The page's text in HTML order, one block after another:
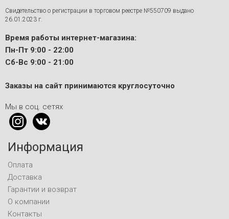
Свидетельство о регистрации в торговом реестре №550709 выдано
26.01.2023 г.
Время работы интернет-магазина:
Пн-Пт 9:00 - 22:00
Сб-Вс 9:00 - 21:00
Заказы на сайт принимаются круглосуточно
Мы в соц. сетях
Информация
Оплата
Доставка
Гарантии и возврат
О компании
Контакты